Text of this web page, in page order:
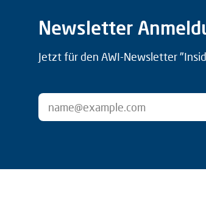
Newsletter
Jetzt für den AWI-Newsletter